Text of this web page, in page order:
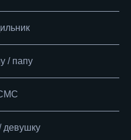
/ папу
девушку